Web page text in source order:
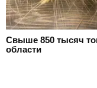
Свыше 850 тысяч
области